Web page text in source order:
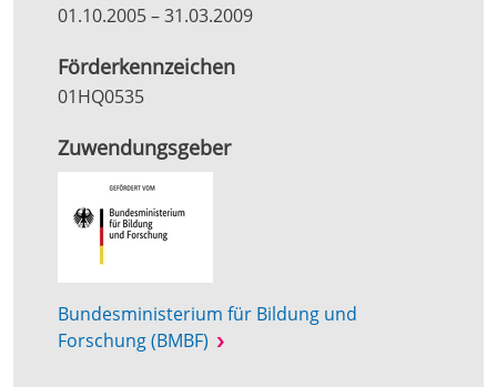
01.10.2005–31.03.2009
Förderkennzeichen
01HQ0535
Zuwendungsgeber
Bundesministerium für Bildung und
Forschung (BMBF)